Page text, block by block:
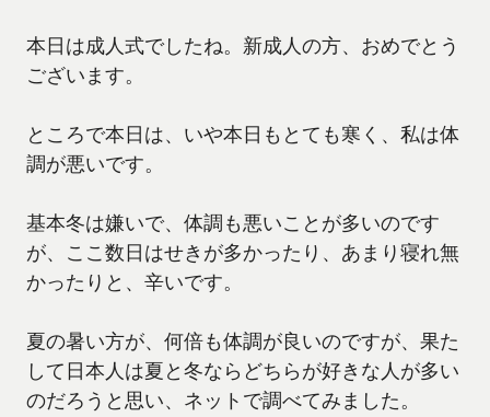
本日は成人式でしたね。新成人の方、おめでとう
ございます。
ところで本日は、いや本日もとても寒く、私は体
調が悪いです。
基本冬は嫌いで、体調も悪いことが多いのです
が、ここ数日はせきが多かったり、あまり寝れ無
かったりと、辛いです。
夏の暑い方が、何倍も体調が良いのですが、果た
して日本人は夏と冬ならどちらが好きな人が多い
のだろうと思い、ネットで調べてみました。